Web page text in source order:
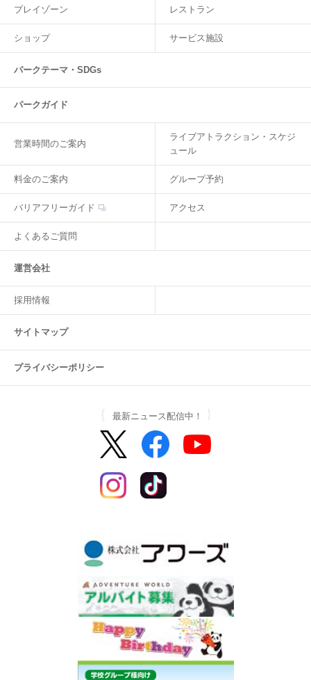
プレイゾーン レストラン
ショップ サービス施設
パークテーマ・SDGs
パークガイド
営業時間のご案内
ライブアトラクション・スケジ
ュール
料金のご案内 グループ予約
バリアフリーガイド アクセス
よくあるご質問
運営会社
採用情報
サイトマップ
プライバシーポリシー
最新ニュース配信中！